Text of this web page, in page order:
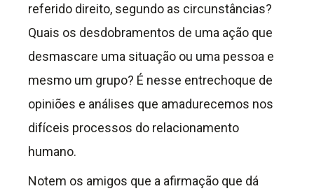
referido direito, segundo as circunstâncias?
Quais os desdobramentos de uma ação que
desmascare uma situação ou uma pessoa e
mesmo um grupo? É nesse entrechoque de
opiniões e análises que amadurecemos nos
difíceis processos do relacionamento
humano.
Notem os amigos que a afirmação que dá